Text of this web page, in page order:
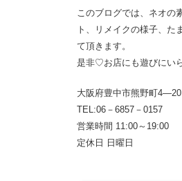
このブログでは、ネオの
ト、リメイクの様子、
て頂きます。
是非♡お店にも遊びにい
大阪府豊中市熊野町
TEL:06－6857－0157
営業時間 11:00～19:00
定休日 日曜日